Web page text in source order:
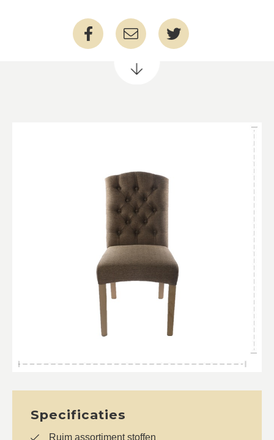
Specificaties
Ruim assortiment stoffen